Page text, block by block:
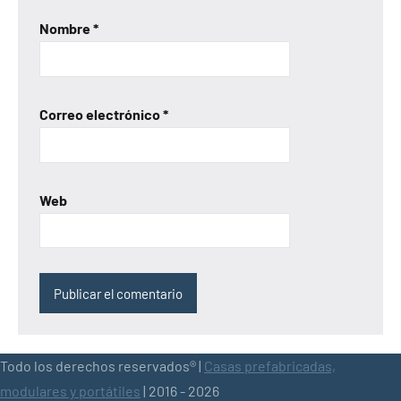
Nombre*
Correo electrónico*
Web
Todo los derechos reservados® | Casas prefabricadas,
modulares y portátiles | 2016 - 2026